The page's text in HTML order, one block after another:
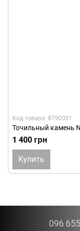
Код товара: 8790001
Точильный камень
1 400 грн
Купить
096